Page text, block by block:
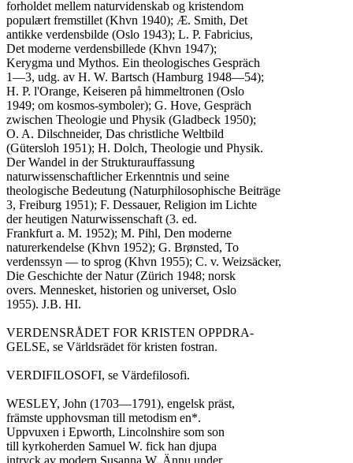
forholdet mellem naturvidenskab og kristendom
populært fremstillet (Khvn 1940); Æ. Smith, Det
antikke verdensbilde (Oslo 1943); L. P. Fabricius,
Det moderne verdensbillede (Khvn 1947);
Kerygma und Mythos. Ein theologisches Gespräch
1—3, udg. av H. W. Bartsch (Hamburg 1948—54);
H. P. l'Orange, Keiseren på himmeltronen (Oslo
1949; om kosmos-symboler); G. Hove, Gespräch
zwischen Theologie und Physik (Gladbeck 1950);
O. A. Dilschneider, Das christliche Weltbild
(Gütersloh 1951); H. Dolch, Theologie und Physik.
Der Wandel in der Strukturauffassung
naturwissenschaftlicher Erkenntnis und seine
theologische Bedeutung (Naturphilosophische Beiträge
3, Freiburg 1951); F. Dessauer, Religion im Lichte
der heutigen Naturwissenschaft (3. ed.
Frankfurt a. M. 1952); M. Pihl, Den moderne
naturerkendelse (Khvn 1952); G. Brønsted, To
verdenssyn — to sprog (Khvn 1955); C. v. Weizsäcker,
Die Geschichte der Natur (Zürich 1948; norsk
overs. Mennesket, historien og universet, Oslo
1955). J.B. HI.
VERDENSRÅDET FOR KRISTEN OPPDRA-
GELSE, se Världsrädet för kristen fostran.
VERDIFILOSOFI, se Värdefilosofi.
WESLEY, John (1703—1791), engelsk präst,
främste upphovsman till metodism en*.
Uppvuxen i Epworth, Lincolnshire som son
till kyrkoherden Samuel W. fick han djupa
intryck av modern Susanna W. Ännu under